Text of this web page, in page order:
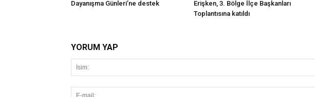
Dayanışma Günleri’ne destek
Erişken, 3. Bölge İlçe Başkanları
Toplantısına katıldı
YORUM YAP